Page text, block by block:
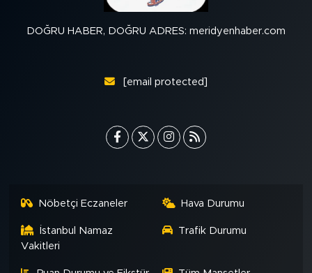
DOĞRU HABER, DOĞRU ADRES: meridyenhaber.com
[email protected]
Nöbetçi Eczaneler Hava Durumu
İstanbul Namaz
Vakitleri
Trafik Durumu